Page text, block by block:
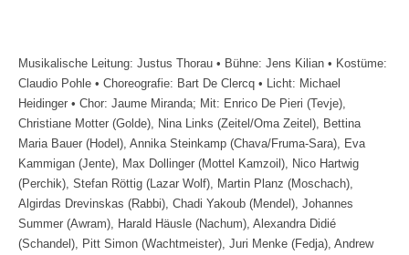
Musikalische Leitung: Justus Thorau • Bühne: Jens Kilian • Kostüme:
Claudio Pohle • Choreografie: Bart De Clercq • Licht: Michael
Heidinger • Chor: Jaume Miranda; Mit: Enrico De Pieri (Tevje),
Christiane Motter (Golde), Nina Links (Zeitel/Oma Zeitel), Bettina
Maria Bauer (Hodel), Annika Steinkamp (Chava/Fruma-Sara), Eva
Kammigan (Jente), Max Dollinger (Mottel Kamzoil), Nico Hartwig
(Perchik), Stefan Röttig (Lazar Wolf), Martin Planz (Moschach),
Algirdas Drevinskas (Rabbi), Chadi Yakoub (Mendel), Johannes
Summer (Awram), Harald Häusle (Nachum), Alexandra Didié
(Schandel), Pitt Simon (Wachtmeister), Juri Menke (Fedja), Andrew